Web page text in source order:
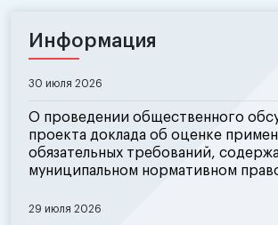
Информация
30 июля 2026
О проведении общественного
проекта доклада об оценке
обязательных требований,
муниципальном нормативном
29 июля 2026